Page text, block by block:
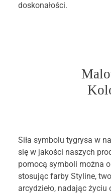
doskonałości.
Siła symbolu tygrysa w
się w jakości naszych
pomocą symboli można
stosując farby Styline,
arcydzieło, nadając